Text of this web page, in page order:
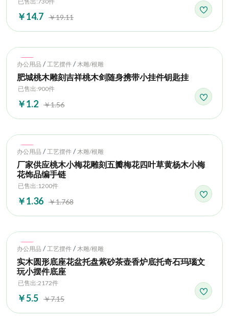
￥14.7 ￥19.11
Hot
办公用品 / 工艺摆件 / 木雕/根雕
肥城桃木雕刻吉祥桃木剑随身携带小挂件钥匙挂
已售出:900件
￥1.2 ￥1.56
Hot
办公用品 / 工艺摆件 / 木雕/根雕
厂家供应桃木小梅花雕刻五瓣梅花四叶草黄杨木小梅
花饰品编手链
已售出:1200件
￥1.36 ￥1.768
Hot
办公用品 / 工艺摆件 / 木雕/根雕
实木圆形底座花盆托盘紫砂茶壶香炉底托奇石玛瑙文
玩小摆件底座
已售出:2172件
￥5.5 ￥7.15